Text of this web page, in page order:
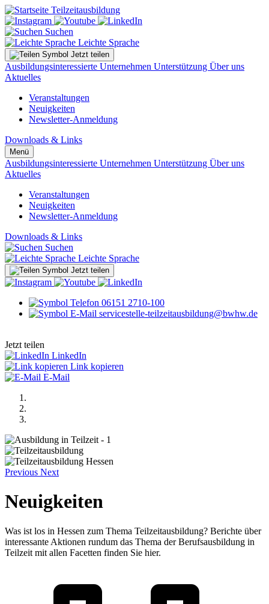
Suchen
Leichte Sprache
Jetzt teilen
Ausbildungsinteressierte Unternehmen Unterstützung Über uns
Aktuelles
Veranstaltungen
Neuigkeiten
Newsletter-Anmeldung
Downloads & Links
Menü
Ausbildungsinteressierte Unternehmen Unterstützung Über uns
Aktuelles
Veranstaltungen
Neuigkeiten
Newsletter-Anmeldung
Downloads & Links
Suchen
Leichte Sprache
Jetzt teilen
06151 2710-100
servicestelle-teilzeitausbildung@bwhw.de
Jetzt teilen
LinkedIn
Link kopieren
E-Mail
Previous Next
Neuigkeiten
Was ist los in Hessen zum Thema Teilzeitausbildung? Berichte über
interessante Aktionen rundum das Thema der Berufsausbildung in
Teilzeit mit allen Facetten finden Sie hier.